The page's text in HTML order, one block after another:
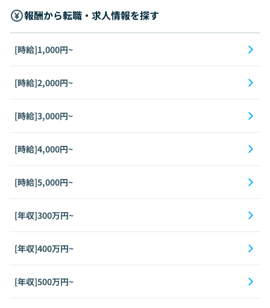
報酬から転職・求人情報を探す
[時給]1,000円~
[時給]2,000円~
[時給]3,000円~
[時給]4,000円~
[時給]5,000円~
[年収]300万円~
[年収]400万円~
[年収]500万円~